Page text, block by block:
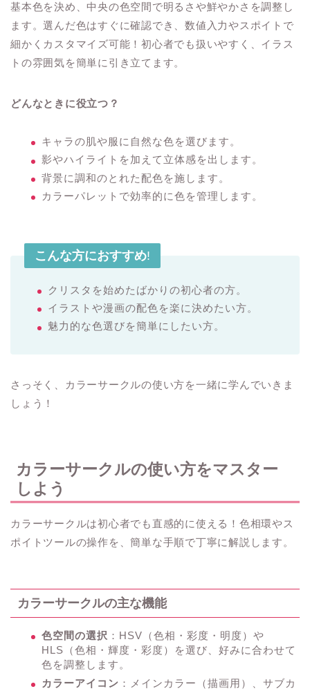
基本色を決め、中央の色空間で明るさや鮮やかさを調整し
ます。選んだ色はすぐに確認でき、数値入力やスポイトで
細かくカスタマイズ可能！初心者でも扱いやすく、イラス
トの雰囲気を簡単に引き立てます。
どんなときに役立つ？
キャラの肌や服に自然な色を選びます。
影やハイライトを加えて立体感を出します。
背景に調和のとれた配色を施します。
カラーパレットで効率的に色を管理します。
こんな方におすすめ!
クリスタを始めたばかりの初心者の方。
イラストや漫画の配色を楽に決めたい方。
魅力的な色選びを簡単にしたい方。
さっそく、カラーサークルの使い方を一緒に学んでいきま
しょう！
カラーサークルの使い方をマスター
しよう
カラーサークルは初心者でも直感的に使える！色相環やス
ポイトツールの操作を、簡単な手順で丁寧に解説します。
カラーサークルの主な機能
色空間の選択 ：HSV（色相・彩度・明度）や
HLS（色相・輝度・彩度）を選び、好みに合わせて
色を調整します。
カラーアイコン ：メインカラー（描画用）、サブカ